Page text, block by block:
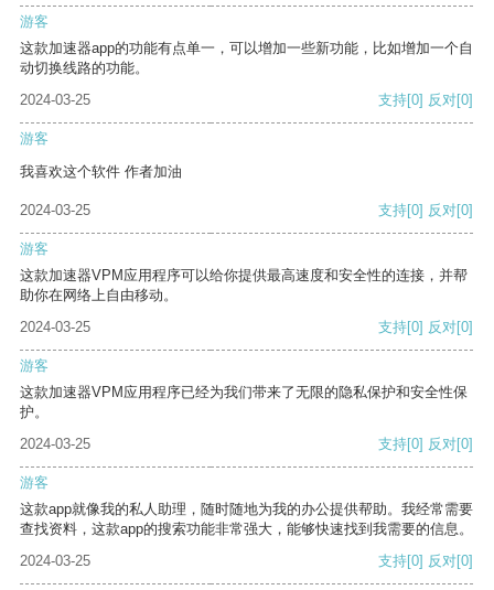
游客
这款加速器app的功能有点单一，可以增加一些新功能，比如增加一个自
动切换线路的功能。
2024-03-25
支持[0] 反对[0]
游客
我喜欢这个软件 作者加油
2024-03-25 支持[0] 反对[0]
游客
这款加速器VPM应用程序可以给你提供最高速度和安全性的连接，并帮
助你在网络上自由移动。
2024-03-25
支持[0] 反对[0]
游客
这款加速器VPM应用程序已经为我们带来了无限的隐私保护和安全性保
护。
2024-03-25
支持[0] 反对[0]
游客
这款app就像我的私人助理，随时随地为我的办公提供帮助。我经常需要
查找资料，这款app的搜索功能非常强大，能够快速找到我需要的信息。
2024-03-25
支持[0] 反对[0]